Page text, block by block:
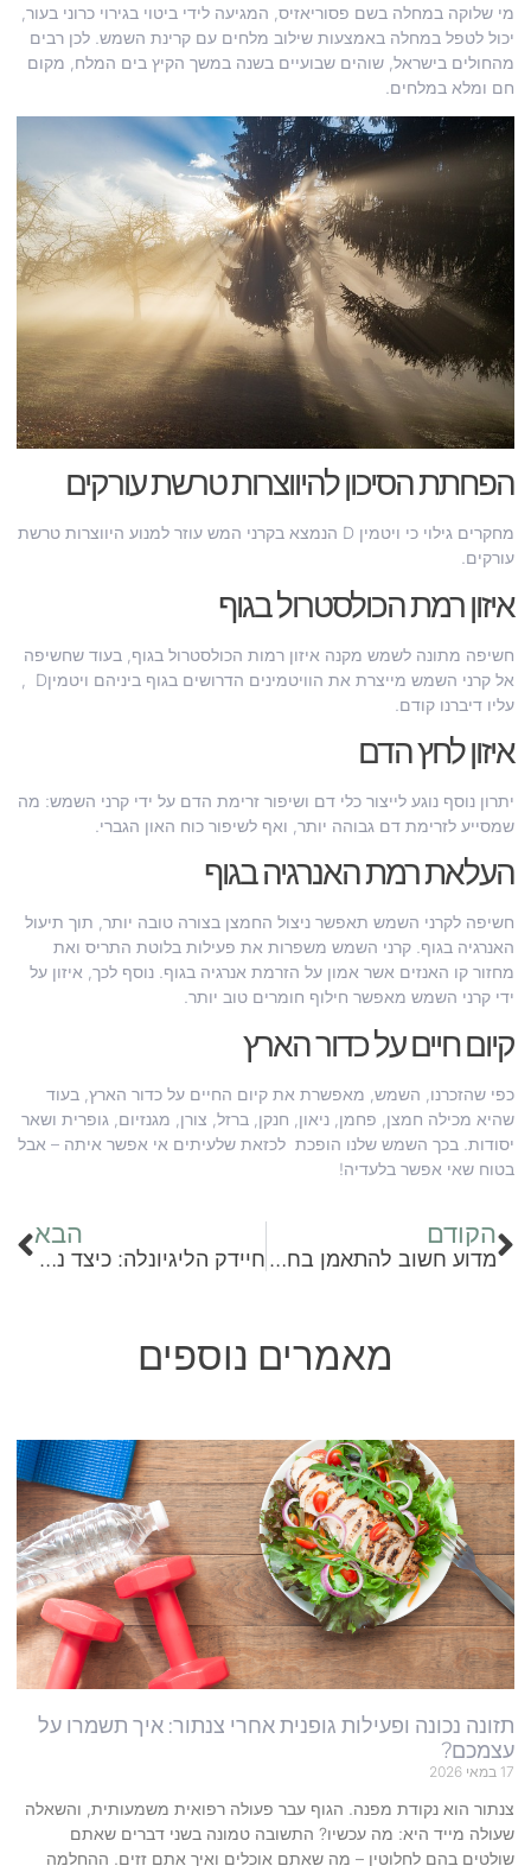
מי שלוקה במחלה בשם פסוריאזיס, המגיעה לידי ביטוי בגירוי כרוני בעור,
יכול לטפל במחלה באמצעות שילוב מלחים עם קרינת השמש. לכן רבים
מהחולים בישראל, שוהים שבועיים בשנה במשך הקיץ בים המלח, מקום
חם ומלא במלחים.
הפחתת הסיכון להיווצרות טרשת עורקים
מחקרים גילוי כי ויטמין D הנמצא בקרני המש עוזר למנוע היווצרות טרשת
עורקים.
איזון רמת הכולסטרול בגוף
חשיפה מתונה לשמש מקנה איזון רמות הכולסטרול בגוף, בעוד שחשיפה
עליו דיברנו קודם.
איזון לחץ הדם
יתרון נוסף נוגע לייצור כלי דם ושיפור זרימת הדם על ידי קרני השמש: מה
שמסייע לזרימת דם גבוהה יותר, ואף לשיפור כוח האון הגברי.
העלאת רמת האנרגיה בגוף
חשיפה לקרני השמש תאפשר ניצול החמצן בצורה טובה יותר, תוך תיעול
האנרגיה בגוף. קרני השמש משפרות את פעילות בלוטת התריס ואת
מחזור קו האנזים אשר אמון על הזרמת אנרגיה בגוף. נוסף לכך, איזון על
ידי קרני השמש מאפשר חילוף חומרים טוב יותר.
קיום חיים על כדור הארץ
כפי שהזכרנו, השמש, מאפשרת את קיום החיים על כדור הארץ, בעוד
שהיא מכילה חמצן, פחמן, ניאון, חנקן, ברזל, צורן, מגנזיום, גופרית ושאר
יסודות. בכך השמש שלנו הופכת לכזאת שלעיתים אי אפשר איתה – אבל
בטוח שאי אפשר בלעדיה!
הקודם
מדוע חשוב להתאמן בחדר הכושר?
הבא
חיידק הליגיונלה: כיצד ניתן להימנע ממנו
מאמרים נוספים
תזונה נכונה ופעילות גופנית אחרי צנתור: איך תשמרו על
עצמכם?
17 במאי 2026
צנתור הוא נקודת מפנה. הגוף עבר פעולה רפואית משמעותית, והשאלה
שעולה מייד היא: מה עכשיו? התשובה טמונה בשני דברים שאתם
שולטים בהם לחלוטין – מה שאתם אוכלים ואיך אתם זזים. ההחלמה